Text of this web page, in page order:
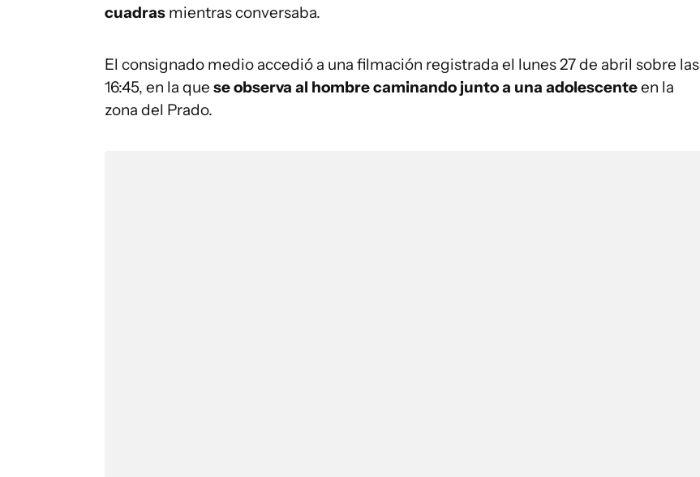
cuadras mientras conversaba.
El consignado medio accedió a una filmación registrada el lunes 27 de abril sobre las
16:45, en la que se observa al hombre caminando junto a una adolescenteen la
zona del Prado.